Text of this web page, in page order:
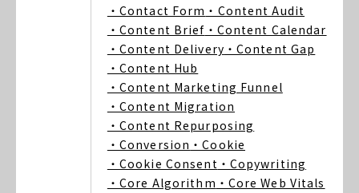
・Contact Form ・Content Audit
・Content Brief ・Content Calendar
・Content Delivery ・Content Gap
・Content Hub
・Content Marketing Funnel
・Content Migration
・Content Repurposing
・Conversion ・Cookie
・Cookie Consent ・Copywriting
・Core Algorithm ・Core Web Vitals